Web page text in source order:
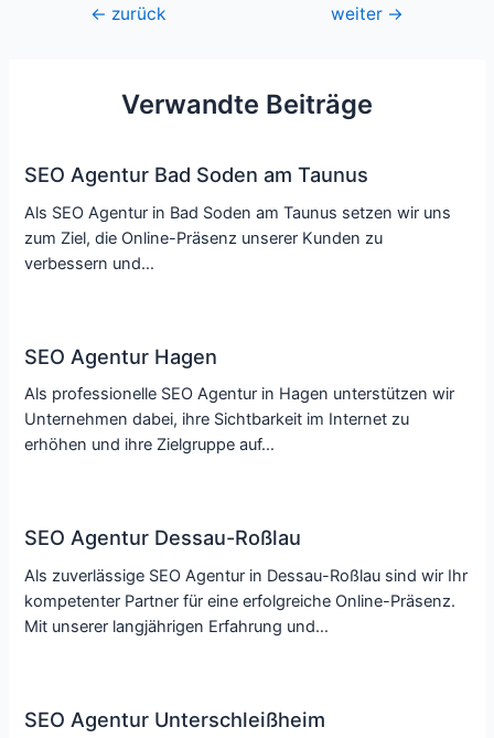
Beitragsnavigation
← zurück weiter →
Verwandte Beiträge
SEO Agentur Bad Soden am Taunus
Als SEO Agentur in Bad Soden am Taunus setzen wir uns
zum Ziel, die Online-Präsenz unserer Kunden zu
verbessern und…
SEO Agentur Hagen
Als professionelle SEO Agentur in Hagen unterstützen wir
Unternehmen dabei, ihre Sichtbarkeit im Internet zu
erhöhen und ihre Zielgruppe auf…
SEO Agentur Dessau-Roßlau
Als zuverlässige SEO Agentur in Dessau-Roßlau sind wir Ihr
kompetenter Partner für eine erfolgreiche Online-Präsenz.
Mit unserer langjährigen Erfahrung und…
SEO Agentur Unterschleißheim